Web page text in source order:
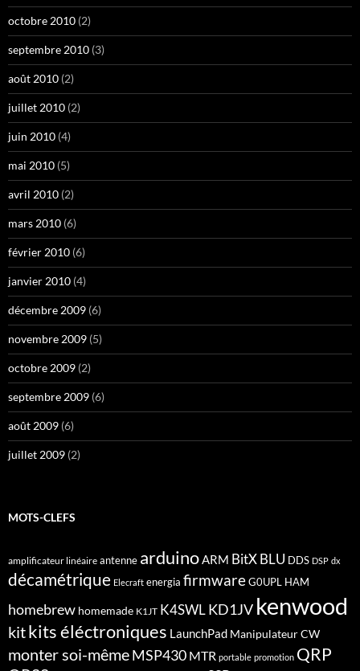
octobre 2010 (2)
septembre 2010 (3)
août 2010 (2)
juillet 2010 (2)
juin 2010 (4)
mai 2010 (5)
avril 2010 (2)
mars 2010 (6)
février 2010 (6)
janvier 2010 (4)
décembre 2009 (6)
novembre 2009 (5)
octobre 2009 (2)
septembre 2009 (6)
août 2009 (6)
juillet 2009 (2)
MOTS-CLEFS
amplificateur linéaire antenne arduinoARM BitX BLU DDS DSP dx
décamétrique Elecraft energia firmwareG0UPL HAM
homebrew homemade K1JT K4SWL KD1JV kenwood
kitkits éléctroniques LaunchPad Manipulateur CW
monter soi-mêmeMSP430 MTR portable promotion QRP